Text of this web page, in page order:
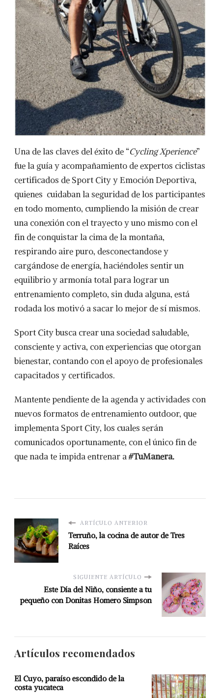
Una de las claves del éxito de “Cycling Xperience”
fue la guía y acompañamiento de expertos ciclistas
certificados de Sport City y Emoción Deportiva,
quienes cuidaban la seguridad de los participantes
en todo momento, cumpliendo la misión de crear
una conexión con el trayecto y uno mismo con el
fin de conquistar la cima de la montaña,
respirando aire puro, desconectandose y
cargándose de energía, haciéndoles sentir un
equilibrio y armonía total para lograr un
entrenamiento completo, sin duda alguna, está
rodada los motivó a sacar lo mejor de sí mismos.
Sport City busca crear una sociedad saludable,
consciente y activa, con experiencias que otorgan
bienestar, contando con el apoyo de profesionales
capacitados y certificados.
Mantente pendiente de la agenda y actividades con
nuevos formatos de entrenamiento outdoor, que
implementa Sport City, los cuales serán
comunicados oportunamente, con el único fin de
que nada te impida entrenar a#TuManera.
ARTÍCULO ANTERIOR
Terruño, la cocina de autor de Tres
Raíces
SIGUIENTE ARTÍCULO
Este Día del Niño, consiente a tu
pequeño con Donitas Homero Simpson
Artículos recomendados
El Cuyo, paraíso escondido de la
costa yucateca